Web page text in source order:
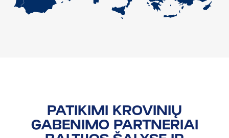
PATIKIMI KROVINIŲ
GABENIMO PARTNERIAI